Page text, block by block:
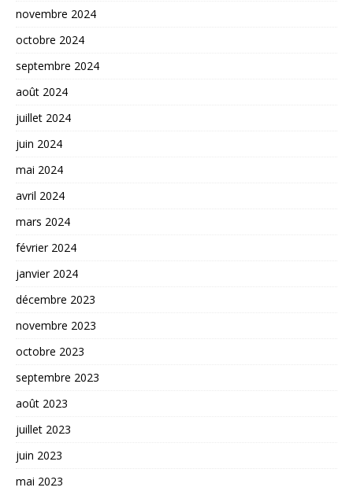
novembre 2024
octobre 2024
septembre 2024
août 2024
juillet 2024
juin 2024
mai 2024
avril 2024
mars 2024
février 2024
janvier 2024
décembre 2023
novembre 2023
octobre 2023
septembre 2023
août 2023
juillet 2023
juin 2023
mai 2023